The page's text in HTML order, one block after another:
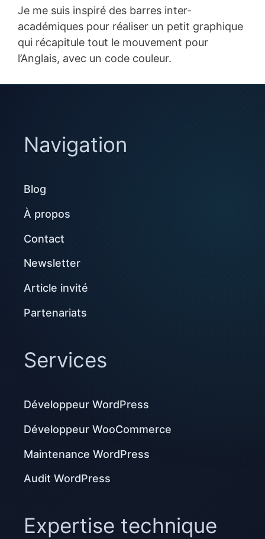
Je me suis inspiré des barres inter-
académiques pour réaliser un petit graphique
qui récapitule tout le mouvement pour
l’Anglais, avec un code couleur.
Navigation
Blog
À propos
Contact
Newsletter
Article invité
Partenariats
Services
Développeur WordPress
Développeur WooCommerce
Maintenance WordPress
Audit WordPress
Expertise technique